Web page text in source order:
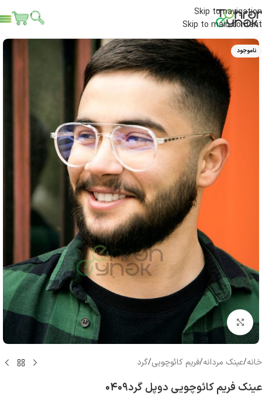
Skip to navigation
Skip to main content
ناموجود
بزرگنمایی تصویر
خانه/عینک مردانه/فریم کائوچویی/گرد
عینک فریم کائوچویی دوپل گرد۰۴۰۹